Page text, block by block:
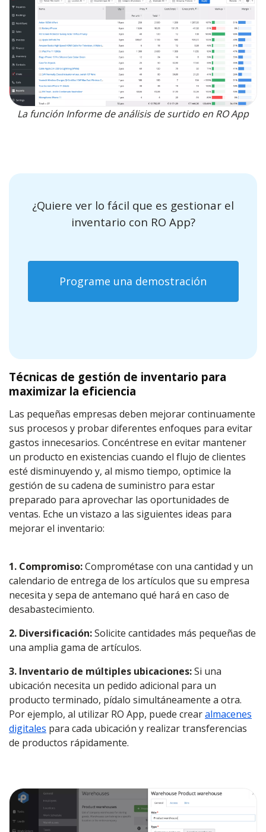
La función Informe de análisis de surtido en RO App
¿Quiere ver lo fácil que es gestionar el
inventario con RO App?
Programe una demostración
Técnicas de gestión de inventario para
maximizar la eficiencia
Las pequeñas empresas deben mejorar continuamente
sus procesos y probar diferentes enfoques para evitar
gastos innecesarios. Concéntrese en evitar mantener
un producto en existencias cuando el flujo de clientes
esté disminuyendo y, al mismo tiempo, optimice la
gestión de su cadena de suministro para estar
preparado para aprovechar las oportunidades de
ventas. Eche un vistazo a las siguientes ideas para
mejorar el inventario:
1. Compromiso:Comprométase con una cantidad y un
calendario de entrega de los artículos que su empresa
necesita y sepa de antemano qué hará en caso de
desabastecimiento.
2. Diversificación:Solicite cantidades más pequeñas de
una amplia gama de artículos.
3. Inventario de múltiples ubicaciones:Si una
ubicación necesita un pedido adicional para un
producto terminado, pídalo simultáneamente a otra.
Por ejemplo, al utilizar RO App, puede crearalmacenes
digitales para cada ubicación y realizar transferencias
de productos rápidamente.